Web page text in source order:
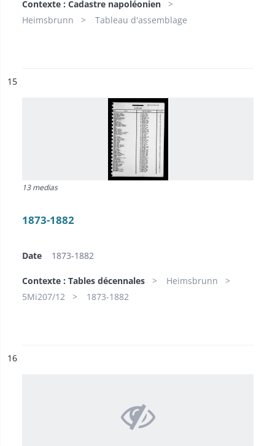
Contexte : Cadastre napoléonien
Heimsbrunn
Tableau d'assemblage
n°
15
13 medias
1873-1882
Date 1873-1882
Contexte : Tables décennales
Heimsbrunn
5Mi207/12
1873-1882
n°
16